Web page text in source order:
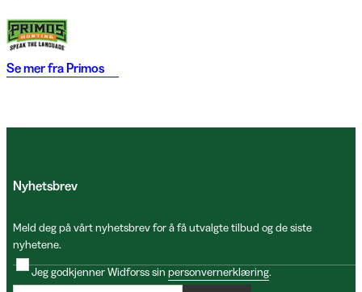
Se mer fra Primos
Nyhetsbrev
Meld deg på vårt nyhetsbrev for å få utvalgte tilbud og de siste
nyhetene.
Jeg godkjenner Widforss sin personvernerklæring.